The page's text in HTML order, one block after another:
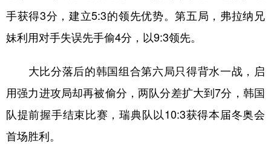
手获得3分，建立5:3的领先优势。第五局，弗拉纳兄
妹利用对手失误先手偷4分，以9:3领先。
大比分落后的韩国组合第六局只得背水一战，启
用强力进攻局却再被偷分，两队分差扩大到7分，韩国
队提前握手结束比赛，瑞典队以10:3获得本届冬奥会
首场胜利。